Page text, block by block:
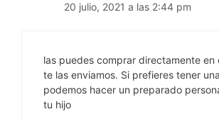
20 julio, 2021 a las 2:44 pm
las puedes comprar directamente en
te las enviamos. Si prefieres tener
podemos hacer un preparado
tu hijo